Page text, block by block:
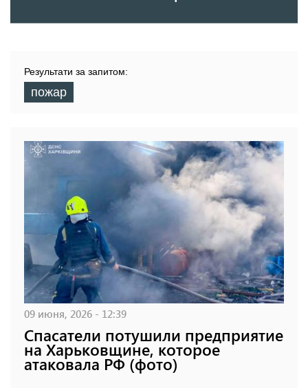
Результати за запитом:
пожар
09 июня, 2026 - 12:39
Спасатели потушили предприятие
на Харьковщине, которое
атаковала РФ (фото)